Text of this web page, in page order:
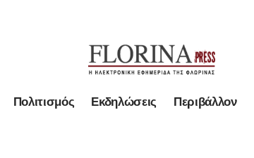
Πολιτισμός Εκδηλώσεις Περιβάλλον